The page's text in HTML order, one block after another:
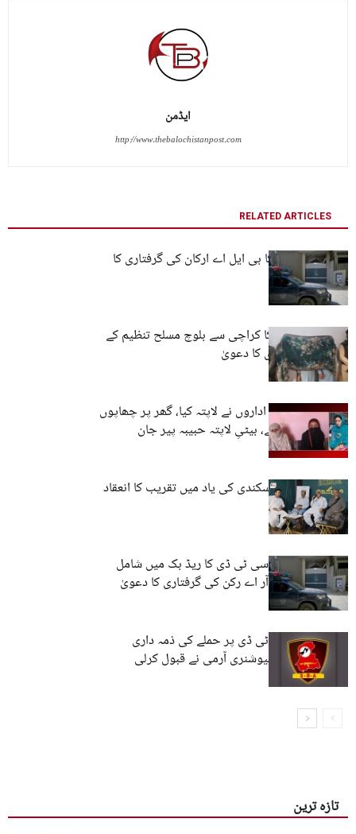
ایڈمن
http://www.thebalochistanpost.com
RELATED ARTICLES
کراچی: رینجرز کا بی ایل اے ارکان کی گرفتاری کا
دعویٰ
سیکورٹی حکام کا کراچی سے بلوچ مسلح تنظیم کے
ارکان کی گرفتاری کا دعویٰ
والدہ کو ریاستی اداروں نے لاپتہ کیا، گھر پر چھاپوں
کا سلسلہ جاری ہے، بیٹیِ لاپتہ حبیبہ پیر جان
کراچی: یوسف نسکندی کی یاد میں تقریب کا انعقاد
سندھ: رینجرز و سی ٹی ڈی کا ریڈ بک میں شامل
انتہائی اہم ایس آر اے رکن کی گرفتاری کا دعویٰ
کراچی میں سی ٹی ڈی پر حملے کی ذمہ داری
سندھودیش روولیوشنری آرمی نے قبول کرلی
تازہ ترین